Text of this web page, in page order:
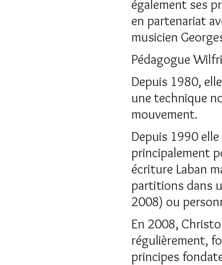
également ses
en partenariat
musicien
Pédagogue
Depuis 1980,
une technique
mouvement.
Depuis 1990
principalement
écriture Laban
partitions dans
2008) ou
En 2008,
régulièrement,
principes